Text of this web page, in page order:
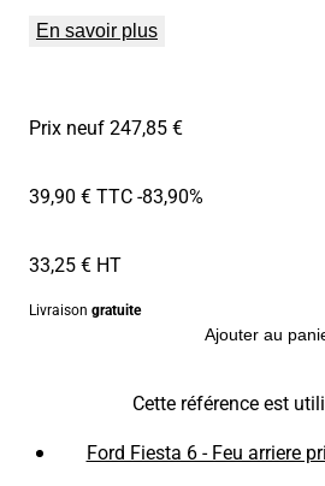
En savoir plus
Prix neuf 247,85 €
39,90 € TTC-83,90%
33,25 € HT
Livraison gratuite
Ajouter au
Cette référence est
Ford Fiesta 6 - Feu arriere